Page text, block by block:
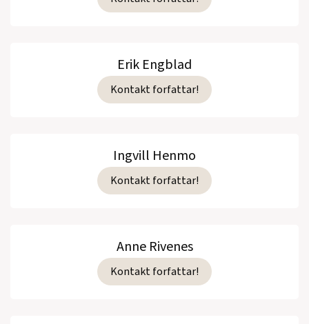
Erik Engblad
Kontakt forfattar!
Ingvill Henmo
Kontakt forfattar!
Anne Rivenes
Kontakt forfattar!